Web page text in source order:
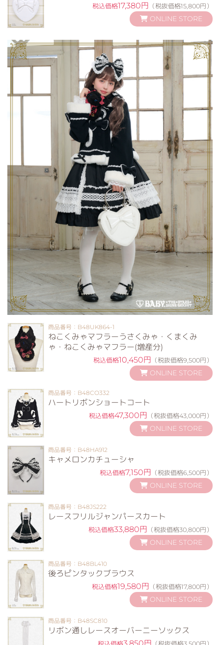
税込価格17,380円 （税抜価格15,800円）
ONLINE STORE
商品番号：B48UK864-1
ねこくみゃマフラーうさくみゃ・くまくみ
ゃ・ねこくみゃマフラー(増産分)
税込価格10,450円 （税抜価格9,500円）
ONLINE STORE
商品番号：B48CO332
ハートリボンショートコート
税込価格47,300円 （税抜価格43,000円）
ONLINE STORE
商品番号：B48HA912
キャメロンカチューシャ
税込価格7,150円 （税抜価格6,500円）
ONLINE STORE
商品番号：B48JS222
レースフリルジャンパースカート
税込価格33,880円 （税抜価格30,800円）
ONLINE STORE
商品番号：B48BL410
後ろピンタックブラウス
税込価格19,580円 （税抜価格17,800円）
ONLINE STORE
商品番号：B48SC810
リボン通しレースオーバーニーソックス